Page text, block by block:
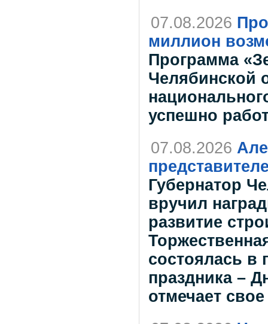
07.08.2026
миллион
Программа
Челябинской
успешно
07.08.2026
Губернатор
вручил
развитие
состоялась в
праздника –
отмечает